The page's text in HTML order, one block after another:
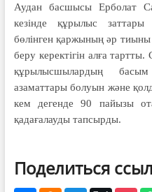
Аудан басшысы Ерболат
кезінде құрылыс
бөлінген қаржының әр тиыны
беру керектігін алға
құрылысшылардың
азаматтары болуын және
кем дегенде 90 пайызы
қадағалауды тапсырды.
Поделиться